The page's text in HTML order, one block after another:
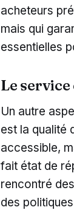
acheteurs
mais qui
essentielles
Le
Un autre
est la qualité
accessible,
fait état de
rencontré
des